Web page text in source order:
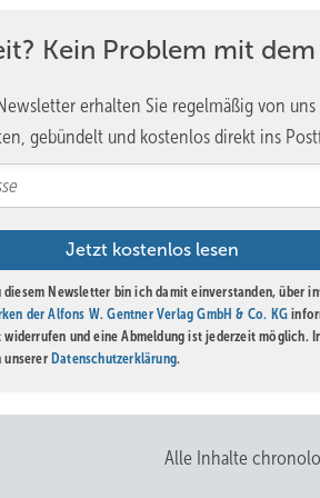
Kein Problem mit
erhalten Sie regelmäßig von
gebündelt und kostenlos direkt ins
diesem Newsletter bin ich damit einverstanden, über
der Alfons W. Gentner Verlag GmbH & Co. KG
widerrufen und eine Abmeldung ist jederzeit möglich.
unserer Datenschutzerklärung.
Alle Inhalte